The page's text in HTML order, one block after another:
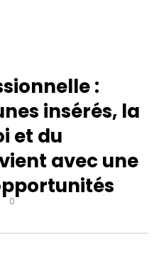
:
insérés, la
et du
avec une
0